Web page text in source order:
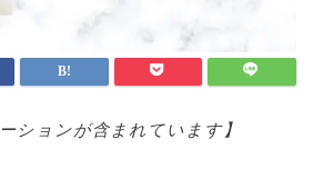
ーションが含まれています】